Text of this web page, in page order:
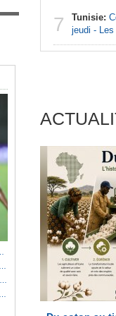
7 Tunisie:
jeudi -